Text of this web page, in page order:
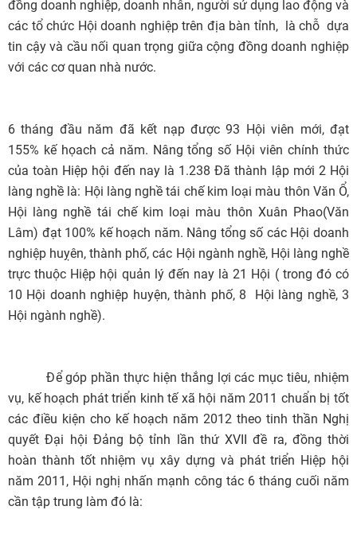
đồng doanh nghiệp, doanh nhân, người sử dụng lao động và
các tổ chức Hội doanh nghiệp trên địa bàn tỉnh, là chỗ dựa
tin cậy và cầu nối quan trọng giữa cộng đồng doanh nghiệp
với các cơ quan nhà nước.
6 tháng đầu năm đã kết nạp được 93 Hội viên mới, đạt
155% kế họach cả năm. Nâng tổng số Hội viên chính thức
của toàn Hiệp hội đến nay là 1.238 Đã thành lập mới 2 Hội
làng nghề là: Hội làng nghề tái chế kim loại màu thôn Văn Ổ,
Hội làng nghề tái chế kim loại màu thôn Xuân Phao(Văn
Lâm) đạt 100% kế hoạch năm. Nâng tổng số các Hội doanh
nghiệp huỵên, thành phố, các Hội ngành nghề, Hội làng nghề
trực thuộc Hiệp hội quản lý đến nay là 21 Hội ( trong đó có
10 Hội doanh nghiệp huyện, thành phố, 8 Hội làng nghề, 3
Hội ngành nghề).
Để góp phần thực hiện thắng lợi các mục tiêu, nhiệm
vụ, kế hoạch phát triển kinh tế xã hội năm 2011 chuẩn bị tốt
các điều kiện cho kế hoạch năm 2012 theo tinh thần Nghị
quyết Đại hội Đảng bộ tỉnh lần thứ XVII đề ra, đồng thời
hoàn thành tốt nhiệm vụ xây dựng và phát triển Hiệp hội
năm 2011, Hội nghị nhấn mạnh công tác 6 tháng cuối năm
cần tập trung làm đó là: